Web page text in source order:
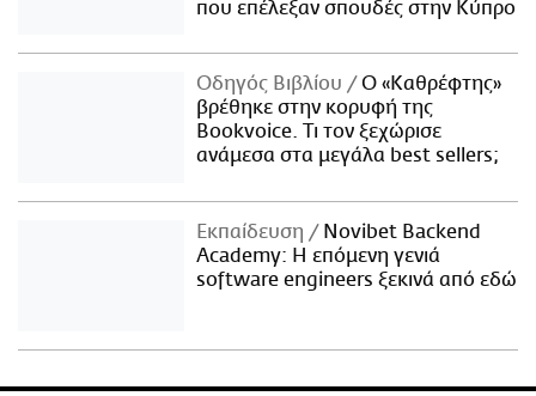
που επέλεξαν σπουδές στην Κύπρο
Οδηγός Βιβλίου
Ο «Καθρέφτης»
βρέθηκε στην κορυφή της
Bookvoice. Τι τον ξεχώρισε
ανάμεσα στα μεγάλα best sellers;
Εκπαίδευση
Novibet Backend
Academy: Η επόμενη γενιά
software engineers ξεκινά από εδώ